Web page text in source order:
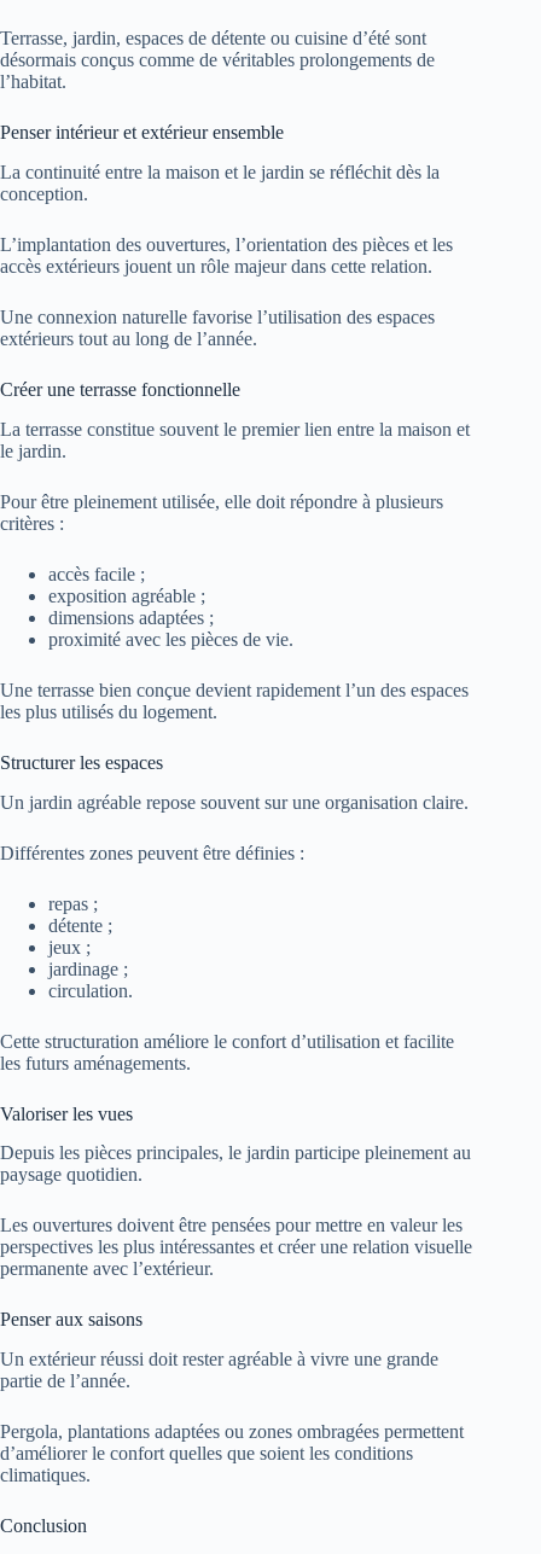
Terrasse, jardin, espaces de détente ou cuisine d’été sont
désormais conçus comme de véritables prolongements de
l’habitat.
Penser intérieur et extérieur ensemble
La continuité entre la maison et le jardin se réfléchit dès la
conception.
L’implantation des ouvertures, l’orientation des pièces et les
accès extérieurs jouent un rôle majeur dans cette relation.
Une connexion naturelle favorise l’utilisation des espaces
extérieurs tout au long de l’année.
Créer une terrasse fonctionnelle
La terrasse constitue souvent le premier lien entre la maison et
le jardin.
Pour être pleinement utilisée, elle doit répondre à plusieurs
critères :
accès facile ;
exposition agréable ;
dimensions adaptées ;
proximité avec les pièces de vie.
Une terrasse bien conçue devient rapidement l’un des espaces
les plus utilisés du logement.
Structurer les espaces
Un jardin agréable repose souvent sur une organisation claire.
Différentes zones peuvent être définies :
repas ;
détente ;
jeux ;
jardinage ;
circulation.
Cette structuration améliore le confort d’utilisation et facilite
les futurs aménagements.
Valoriser les vues
Depuis les pièces principales, le jardin participe pleinement au
paysage quotidien.
Les ouvertures doivent être pensées pour mettre en valeur les
perspectives les plus intéressantes et créer une relation visuelle
permanente avec l’extérieur.
Penser aux saisons
Un extérieur réussi doit rester agréable à vivre une grande
partie de l’année.
Pergola, plantations adaptées ou zones ombragées permettent
d’améliorer le confort quelles que soient les conditions
climatiques.
Conclusion